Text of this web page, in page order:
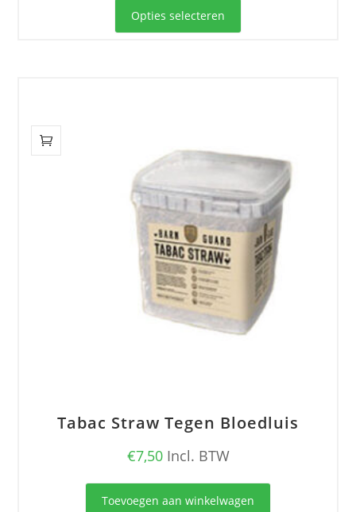
tot
€46,00
Opties selecteren
kan
gekozen
worden
op
de
productpagina
Tabac Straw Tegen Bloedluis
€7,50 Incl. BTW
Toevoegen aan winkelwagen